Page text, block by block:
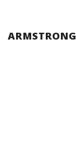
ARMSTRONG